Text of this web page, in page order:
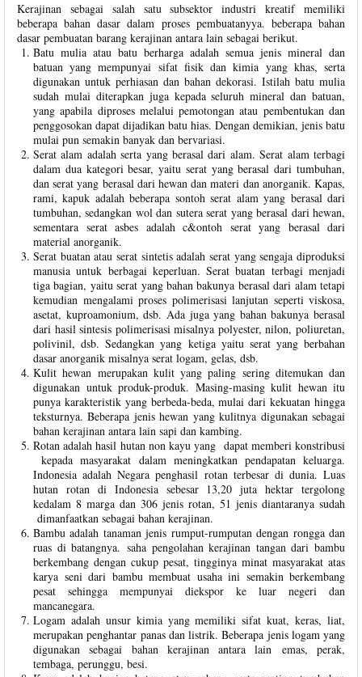
Kerajinan sebagai salah satu subsektor industri kreatif memiliki
beberapa bahan dasar dalam proses pembuatanyya. beberapa bahan
dasar pembuatan barang kerajinan antara lain sebagai berikut.
Batu mulia atau batu berharga adalah semua jenis mineral dan
batuan yang mempunyai sifat fisik dan kimia yang khas, serta
digunakan untuk perhiasan dan bahan dekorasi. Istilah batu mulia
sudah mulai diterapkan juga kepada seluruh mineral dan batuan,
yang apabila diproses melalui pemotongan atau pembentukan dan
penggosokan dapat dijadikan batu hias. Dengan demikian, jenis batu
mulai pun semakin banyak dan bervariasi.
Serat alam adalah serta yang berasal dari alam. Serat alam terbagi
dalam dua kategori besar, yaitu serat yang berasal dari tumbuhan,
dan serat yang berasal dari hewan dan materi dan anorganik. Kapas,
rami, kapuk adalah beberapa sontoh serat alam yang berasal dari
tumbuhan, sedangkan wol dan sutera serat yang berasal dari hewan,
sementara serat asbes adalah c&ontoh serat yang berasal dari
material anorganik.
Serat buatan atau serat sintetis adalah serat yang sengaja diproduksi
manusia untuk berbagai keperluan. Serat buatan terbagi menjadi
tiga bagian, yaitu serat yang bahan bakunya berasal dari alam tetapi
kemudian mengalami proses polimerisasi lanjutan seperti viskosa,
asetat, kuproamonium, dsb. Ada juga yang bahan bakunya berasal
dari hasil sintesis polimerisasi misalnya polyester, nilon, poliuretan,
polivinil, dsb. Sedangkan yang ketiga yaitu serat yang berbahan
dasar anorganik misalnya serat logam, gelas, dsb.
Kulit hewan merupakan kulit yang paling sering ditemukan dan
digunakan untuk produk-produk. Masing-masing kulit hewan itu
punya karakteristik yang berbeda-beda, mulai dari kekuatan hingga
teksturnya. Beberapa jenis hewan yang kulitnya digunakan sebagai
bahan kerajinan antara lain sapi dan kambing.
Rotan adalah hasil hutan non kayu yang dapat memberi konstribusi
kepada masyarakat dalam meningkatkan pendapatan keluarga.
Indonesia adalah Negara penghasil rotan terbesar di dunia. Luas
hutan rotan di Indonesia sebesar 13,20 juta hektar tergolong
kedalam 8 marga dan 306 jenis rotan, 51 jenis diantaranya sudah
dimanfaatkan sebagai bahan kerajinan.
Bambu adalah tanaman jenis rumput-rumputan dengan rongga dan
ruas di batangnya. saha pengolahan kerajinan tangan dari bambu
berkembang dengan cukup pesat, tingginya minat masyarakat atas
karya seni dari bambu membuat usaha ini semakin berkembang
pesat sehingga mempunyai diekspor ke luar negeri dan
mancanegara.
Logam adalah unsur kimia yang memiliki sifat kuat, keras, liat,
merupakan penghantar panas dan listrik. Beberapa jenis logam yang
digunakan sebagai bahan kerajinan antara lain emas, perak,
tembaga, perunggu, besi.